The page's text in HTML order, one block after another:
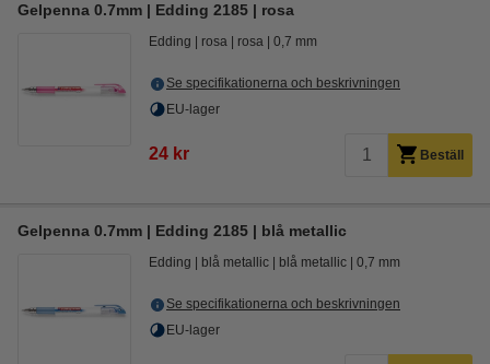
Gelpenna 0.7mm | Edding 2185 | rosa
Edding rosa rosa 0,7 mm
Se specifikationerna och beskrivningen
EU-lager
24 kr Beställ
Gelpenna 0.7mm | Edding 2185 | blå metallic
Edding blå metallic blå metallic 0,7 mm
Se specifikationerna och beskrivningen
EU-lager